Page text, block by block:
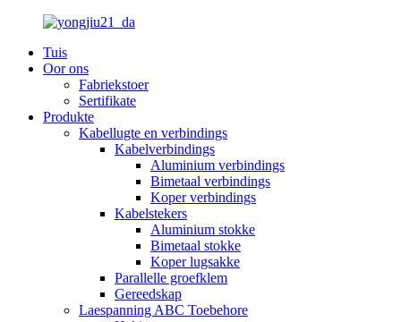
Tuis
Oor ons
Fabriekstoer
Sertifikate
Produkte
Kabellugte en verbindings
Kabelverbindings
Aluminium verbindings
Bimetaal verbindings
Koper verbindings
Kabelstekers
Aluminium stokke
Bimetaal stokke
Koper lugsakke
Parallelle groefklem
Gereedskap
Laespanning ABC Toebehore